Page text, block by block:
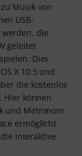
Musik von
USB-
werden, die
geleitet
Dies
X 10.5 und
die kostenlos
Hier können
und Metronom
ermöglicht
interaktive